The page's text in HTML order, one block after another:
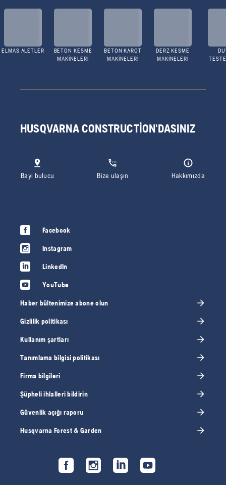
ELMAS ALETLER
BETON KESME
MAKINELERI
BETON KAROT
MAKINELERI
DERZ KESME
MAKINELERI
HUSQVARNA CONSTRUCTION'DASINIZ
Bayi bulucu Bize ulaşın Hakkımızda
Facebook
Instagram
LinkedIn
YouTube
Haber bültenimize abone olun
Gizlilik politikası
Kullanım şartları
Tanımlama bilgisi politikası
Firma bilgileri
Şüpheli ihlalleri bildirin
Güvenlik açığı raporu
Husqvarna Forest & Garden